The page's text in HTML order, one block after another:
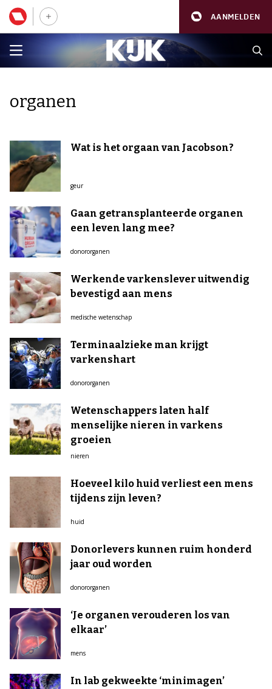
AANMELDEN
organen
Wat is het orgaan van Jacobson?
geur
Gaan getransplanteerde organen
een leven lang mee?
donororganen
Werkende varkenslever uitwendig
bevestigd aan mens
medische wetenschap
Terminaalzieke man krijgt
varkenshart
donororganen
Wetenschappers laten half
menselijke nieren in varkens
groeien
nieren
Hoeveel kilo huid verliest een mens
tijdens zijn leven?
huid
Donorlevers kunnen ruim honderd
jaar oud worden
donororganen
‘Je organen verouderen los van
elkaar’
mens
In lab gekweekte ‘minimagen’